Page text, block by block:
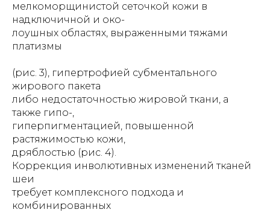
мелкоморщинистой сеточкой кожи в
надключичной и око-
лоушных областях, выраженными тяжами
платизмы
(рис. 3), гипертрофией субментального
жирового пакета
либо недостаточностью жировой ткани, а
также гипо-,
гиперпигментацией, повышенной
растяжимостью кожи,
дряблостью (рис. 4).
Коррекция инволютивных изменений тканей
шеи
требует комплексного подхода и
комбинированных